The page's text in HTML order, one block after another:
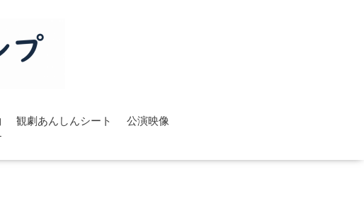
観劇あんしんシート
公演映像